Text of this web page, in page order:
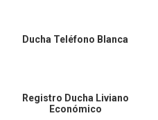
Ducha Teléfono Blanca
Registro Ducha Liviano
Económico